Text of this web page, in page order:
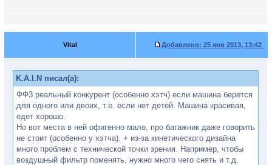
Vital Добавлено: 25 янв 2013, 13:42
K.A.I.N писал(а):
ФФ3 реальный конкурент (особенно хэтч) если машина берется
для одного или двоих, т.е. если нет детей. Машина красивая,
едет хорошо.
Но вот места в ней офигенно мало, про багажник даже говорить
не стоит (особенно у хэтча). + из-за кинетического дизайна
много проблем с технической точки зрения. Например, чтобы
воздушный фильтр поменять, нужно много чего снять и т.д.